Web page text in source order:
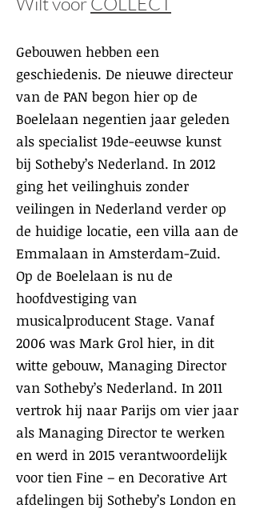
Gebouwen hebben een
geschiedenis. De nieuwe directeur
van de PAN begon hier op de
Boelelaan negentien jaar geleden
als specialist 19de-eeuwse kunst
bij Sotheby’s Nederland. In 2012
ging het veilinghuis zonder
veilingen in Nederland verder op
de huidige locatie, een villa aan de
Emmalaan in Amsterdam-Zuid.
Op de Boelelaan is nu de
hoofdvestiging van
musicalproducent Stage. Vanaf
2006 was Mark Grol hier, in dit
witte gebouw, Managing Director
van Sotheby’s Nederland. In 2011
vertrok hij naar Parijs om vier jaar
als Managing Director te werken
en werd in 2015 verantwoordelijk
voor tien Fine – en Decorative Art
afdelingen bij Sotheby’s London en